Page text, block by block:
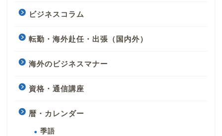
ビジネスコラム
転勤・海外赴任・出張（国内外）
海外のビジネスマナー
資格・通信講座
暦・カレンダー
季語